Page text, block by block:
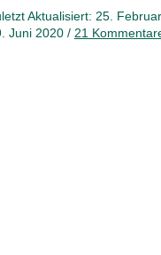
Aktualisiert: 25. Februar
Juni 2020 / 21